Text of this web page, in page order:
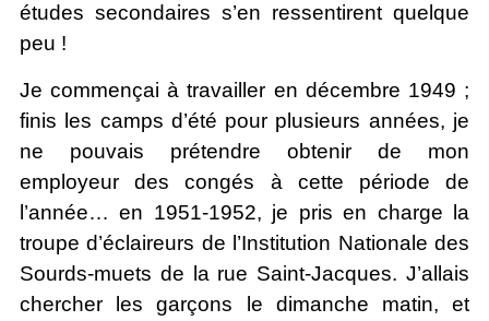
études secondaires s’en ressentirent quelque
peu !
Je commençai à travailler en décembre 1949 ;
finis les camps d’été pour plusieurs années, je
ne pouvais prétendre obtenir de mon
employeur des congés à cette période de
l’année… en 1951-1952, je pris en charge la
troupe d’éclaireurs de l’Institution Nationale des
Sourds-muets de la rue Saint-Jacques. J’allais
chercher les garçons le dimanche matin, et